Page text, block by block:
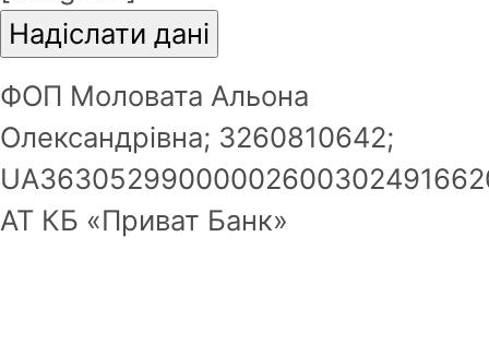
Зареєструватись
ФОП Моловата Альона
Олександрівна; 3260810642;
АТ КБ «Приват Банк»